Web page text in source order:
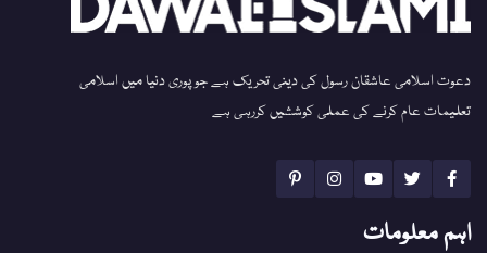
دعوت اسلامی عاشقان رسول کی دینی تحریک ہے جو پوری دنیا میں اسلامی
تعلیمات عام کرنے کی عملی کوششیں کررہی ہے
اہم معلومات